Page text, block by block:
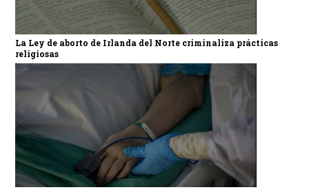
La Ley de aborto de Irlanda del Norte criminaliza prácticas
religiosas